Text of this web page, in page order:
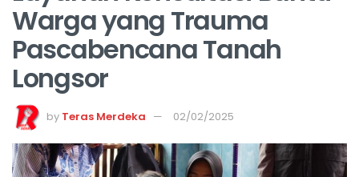
Warga yang Trauma
Pascabencana Tanah
Longsor
by Teras Merdeka 02/02/2025